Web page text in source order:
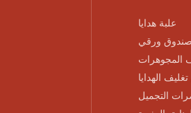
علبة هدايا
صندوق ورقي
المجوهرات
الهدايا
التجميل